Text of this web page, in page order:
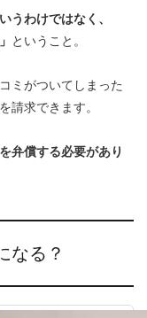
うわけではなく、
ということ。
ミがついてしまった
請求できます。
弁償する必要があり
なる？